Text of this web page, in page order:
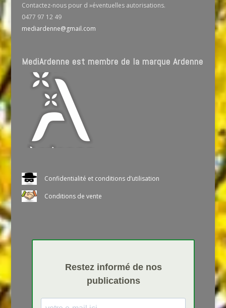
Contactez-nous pour d »éventuelles autorisations.
0477 97 12 49
mediardenne@gmail.com
MediArdenne est membre de la marque Ardenne
Confidentialité et conditions d’utilisation
Conditions de vente